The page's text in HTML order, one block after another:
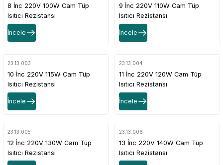
8 İnc 220V 100W Cam Tüp
Isıtıcı Rezistansı
İncele
9 İnc 220V 110W Cam Tüp
Isıtıcı Rezistansı
İncele
23.13.003
10 İnc 220V 115W Cam Tüp
Isıtıcı Rezistansı
İncele
23.13.004
11 İnc 220V 120W Cam Tüp
Isıtıcı Rezistansı
İncele
23.13.005
12 İnc 220V 130W Cam Tüp
Isıtıcı Rezistansı
23.13.006
13 İnc 220V 140W Cam Tüp
Isıtıcı Rezistansı